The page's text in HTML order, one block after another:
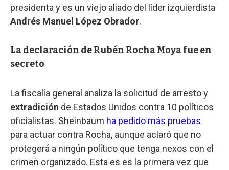
presidenta y es un viejo aliado del líder izquierdista
Andrés Manuel López Obrador.
La declaración de Rubén Rocha Moya fue en
secreto
La fiscalía general analiza la solicitud de arresto y
extradición de Estados Unidos contra 10 políticos
oficialistas. Sheinbaum ha pedido más pruebas
para actuar contra Rocha, aunque aclaró que no
protegerá a ningún político que tenga nexos con el
crimen organizado. Esta es es la primera vez que